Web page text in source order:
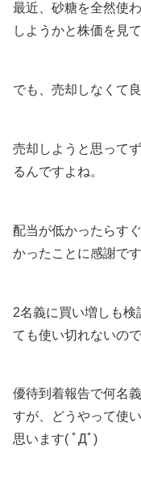
最近、砂糖を全然使
しようかと株価を見
でも、売却しなくて
売却しようと思って
るんですよね。
配当が低かったらす
かったことに感謝です
2名義に買い増しも検
ても使い切れないの
優待到着報告で何名
すが、どうやって使
思います( ﾟДﾟ)